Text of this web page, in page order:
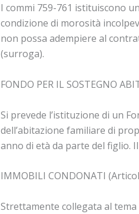
I commi 759-761 istituiscono
condizione di morosità
non possa adempiere al
(surroga).
FONDO PER IL SOSTEGNO
Si prevede l’istituzione di un
dell’abitazione familiare di
anno di età da parte del figlio.
IMMOBILI CONDONATI
Strettamente collegata al tema